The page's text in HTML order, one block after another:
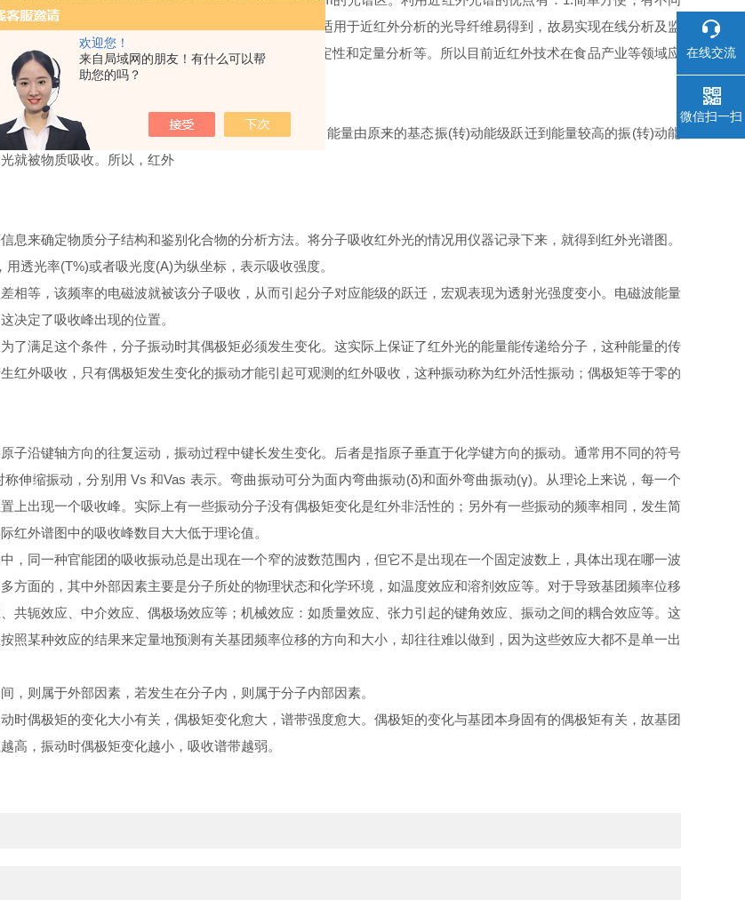
欢迎您！
来自局域网的朋友！有什么可以帮
助您的吗？
本低。2.分析速度快，一般样品可在1min内完成。3.适用于近红外分析的光导纤维易得到，故易实现在线分析及监
无损检测。5.分辨率高可同时对样品多个组分进行定性和定量分析等。所以目前近红外技术在食品产业等领域应
动频率或转动频率和红外光的频率一样时，分子就吸收 能量由原来的基态振(转)动能级跃迁到能量较高的振(转)动能
就被物质吸收。所以，红外
来确定物质分子结构和鉴别化合物的分析方法。将分子吸收红外光的情况用仪器记录下来，就得到红外光谱图。
用透光率(T%)或者吸光度(A)为纵坐标 ，表示吸收强度。
相等，该频率的电磁波就被该分子吸收，从而引起分子对应能级的跃迁，宏观表现为透射光强度变小。电磁波能量
决定了吸收峰出现的位置。
为了满足这个条件，分子振动时其偶极矩必须发生变化。这实际上保证了红外光的能量能传递给分子，这种能量的传
红外吸收 ，只有偶极矩发生变化的振动才能引起可观测的红外吸收，这种振动称为红外活性振动；偶极矩等于零的
子沿键轴方向的往复运动，振动过程中键长发生变化。后者是指原子垂直于化学键方向的振动。通常用不同的符号
伸缩振动，分别用 Vs 和Vas 表示。弯曲振动可分为面内弯曲振动(δ)和面外弯曲振动(γ)。从理论上来说，每一个
上出现一个吸收峰。实际上有一些振动分子没有偶极矩变化是红外非活性的；另外有一些振动的频率相同，发生简
红外谱图中的吸收峰数目大大低于理论值。
，同一种官能团的吸收振动总是出现在一个窄的波数范围内，但它不是出现在一个固定波数上，具体出现在哪一波
方面的，其中外部因素主要是分子所处的物理状态和化学环境 ，如温度效应和溶剂效应等。对于导致基团频率位移
共轭效应 中介效应 、偶极场效应等； 机械效应 ：如质量效应 张力引起的键角效应、 振动之间的耦合效应等。这
照某种效应的结果来定量地预测有关基团频率位移的方向和大小，却往往难以做到，因为这些效应大都不是单一出
，则属于外部因素，若发生在分子内，则属于分子内部因素。
时偶极矩的变化大小有关，偶极矩变化愈大，谱带强度愈大。偶极矩的变化与基团本身固有的偶极矩有关，故基团
高，振动时偶极矩变化越小，吸收谱带越弱。
在线交流
微信扫一扫